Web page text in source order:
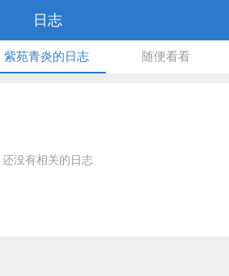
日志
紫苑青炎的日志 随便看看
还没有相关的日志